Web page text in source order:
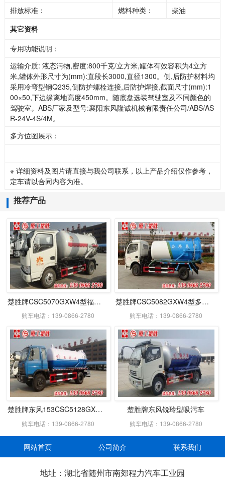
排放标准： 燃料种类：
柴油
其它资料
专用功能说明：
运输介质: 液态污物,密度:800千克/立方米,罐体有效容积为4立方
米,罐体外形尺寸为(mm):直段长3000,直径1300。侧,后防护材料均
采用冷弯型钢Q235,侧防护螺栓连接,后防护焊接,截面尺寸(mm):1
00×50,下边缘离地高度450mm。随底盘选装驾驶室及不同颜色的
驾驶室。ABS厂家及型号:襄阳东风隆诚机械有限责任公司/ABS/AS
R-24V-4S/4M。
多方位图展示：
※ 详细资料及图片请直接与我公司联系，以上产品介绍仅作参考，
定车请以合同内容为准。
推荐产品
楚胜牌CSC5070GXW4型福瑞卡吸污车
购车电话：139-0866-2780
楚胜牌CSC5082GXW4型多利卡吸污车
购车电话：139-0866-2780
楚胜牌东风153CSC5128GXWE型吸污车
购车电话：139-0866-2780
楚胜牌东风锐玲型吸污车
购车电话：139-0866-2780
网站首页 公司简介 联系我们
地址：湖北省随州市南郊程力汽车工业园